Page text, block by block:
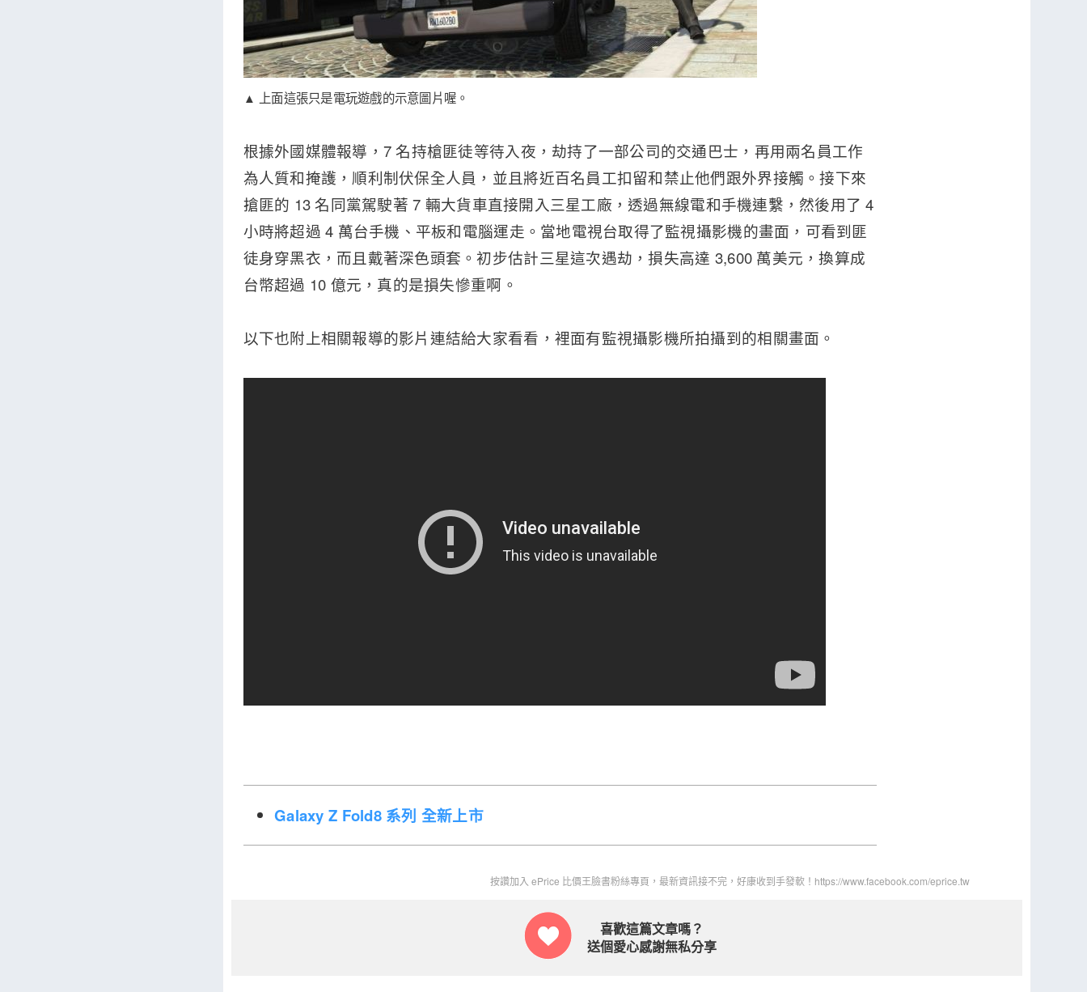
▲ 上面這張只是電玩遊戲的示意圖片喔。
根據外國媒體報導，7 名持槍匪徒等待入夜，劫持了一部公司的交通巴士，再用兩名員工作
為人質和掩護，順利制伏保全人員，並且將近百名員工扣留和禁止他們跟外界接觸。接下來
搶匪的 13 名同黨駕駛著 7 輛大貨車直接開入三星工廠，透過無線電和手機連繫，然後用了 4
小時將超過 4 萬台手機、平板和電腦運走。當地電視台取得了監視攝影機的畫面，可看到匪
徒身穿黑衣，而且戴著深色頭套。初步估計三星這次遇劫，損失高達 3,600 萬美元，換算成
台幣超過 10 億元，真的是損失慘重啊。
以下也附上相關報導的影片連結給大家看看，裡面有監視攝影機所拍攝到的相關畫面。
Galaxy Z Fold8 系列 全新上市
按讚加入 ePrice 比價王臉書粉絲專頁，最新資訊接不完，好康收到手發軟！https://www.facebook.com/eprice.tw
喜歡這篇文章嗎？
送個愛心感謝無私分享